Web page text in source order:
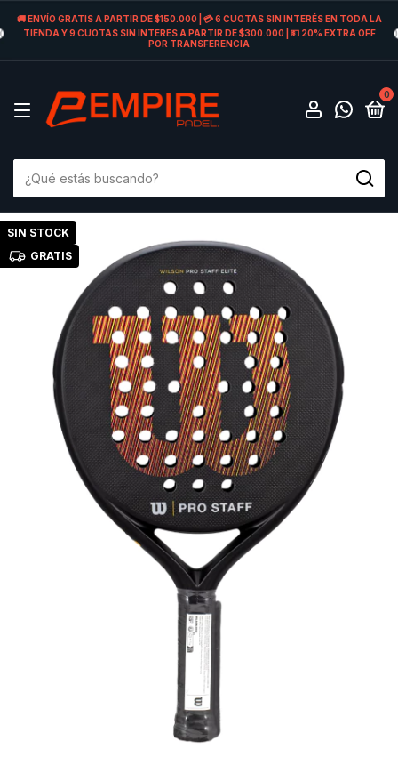
🚚 ENVÍO GRATIS A PARTIR DE $150.000 | 💳 6 CUOTAS SIN INTERÉS EN TODA LA
TIENDA Y 9 CUOTAS SIN INTERES A PARTIR DE $300.000 | 💵 20% EXTRA OFF
POR TRANSFERENCIA
0
SIN STOCK
GRATIS